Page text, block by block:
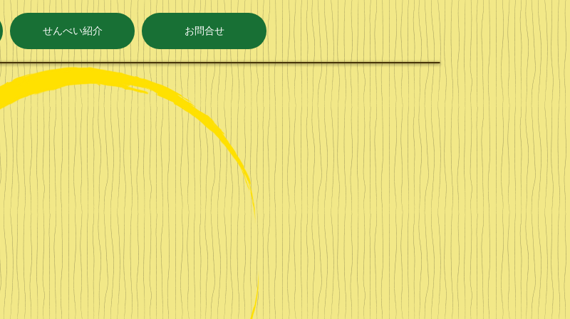
せんべい紹介 お問合せ
加
賀
​お
せ
ん
べ
い
の
​せ
ん
べ
い
造
り